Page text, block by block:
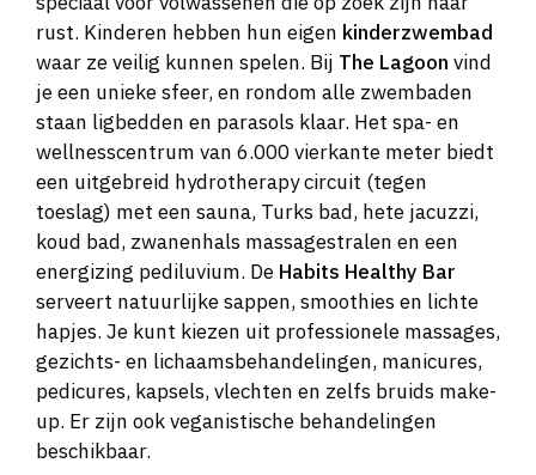
rust. Kinderen hebben hun eigen kinderzwembad
waar ze veilig kunnen spelen. Bij The Lagoon vind
je een unieke sfeer, en rondom alle zwembaden
staan ligbedden en parasols klaar. Het spa- en
wellnesscentrum van 6.000 vierkante meter biedt
een uitgebreid hydrotherapy circuit (tegen
toeslag) met een sauna, Turks bad, hete jacuzzi,
koud bad, zwanenhals massagestralen en een
energizing pediluvium. De Habits Healthy Bar
serveert natuurlijke sappen, smoothies en lichte
hapjes. Je kunt kiezen uit professionele massages,
gezichts- en lichaamsbehandelingen, manicures,
pedicures, kapsels, vlechten en zelfs bruids make-
up. Er zijn ook veganistische behandelingen
beschikbaar.